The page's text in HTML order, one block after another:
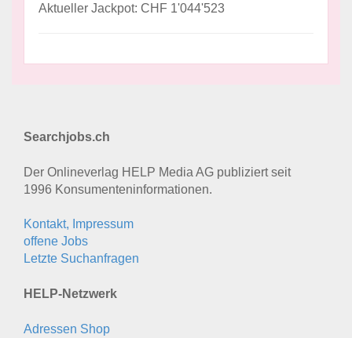
Aktueller Jackpot: CHF 1'044'523
Searchjobs.ch
Der Onlineverlag HELP Media AG publiziert seit
1996 Konsumenten­informationen.
Kontakt, Impressum
offene Jobs
Letzte Suchanfragen
HELP-Netzwerk
Adressen Shop